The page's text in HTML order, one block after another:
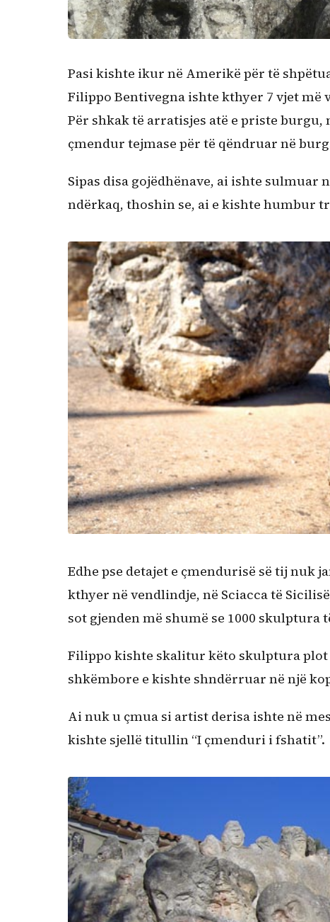
Pasi kishte ikur në Amerikë për të
Filippo Bentivegna ishte kthyer 7 vjet më
Për shkak të arratisjes atë e priste
çmendur tejmase për të qëndruar në
Sipas disa gojëdhënave, ai ishte
ndërkaq, thoshin se, ai e kishte humbur
Edhe pse detajet e çmendurisë së tij nuk
kthyer në vendlindje, në Sciacca të
sot gjenden më shumë se 1000 skulptura
Filippo kishte skalitur këto skulptura plot
shkëmbore e kishte shndërruar në një
Ai nuk u çmua si artist derisa ishte në
kishte sjellë titullin “I çmenduri i fshatit”.